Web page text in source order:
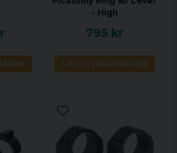
- High
795 kr
LÄGG I VARUKORGEN